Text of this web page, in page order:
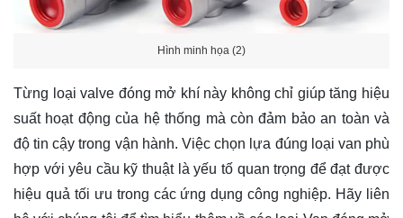
Hình minh họa (2)
Từng loại valve đóng mở khí này không chỉ giúp tăng hiệu
suất hoạt động của hệ thống mà còn đảm bảo an toàn và
độ tin cậy trong vận hành. Việc chọn lựa đúng loại van phù
hợp với yêu cầu kỹ thuật là yếu tố quan trọng để đạt được
hiệu quả tối ưu trong các ứng dụng công nghiệp. Hãy liên